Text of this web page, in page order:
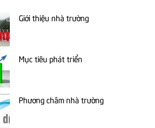
Giới thiệu nhà trường
Mục tiêu phát triển
Phương châm nhà trường